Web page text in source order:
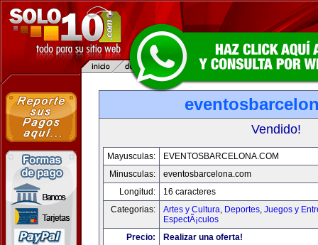
Vendido!
Mayusculas:
EVENTOSBARCELONA.COM
Minusculas:
eventosbarcelona.com
Longitud:
16 caracteres
Categorias:
Artes y Cultura, Deportes, Juegos y
EspectÃ¡culos
Precio:
Realizar una oferta!